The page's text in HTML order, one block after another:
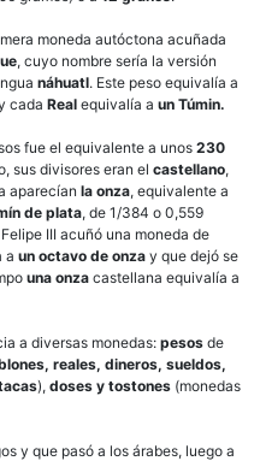
moneda autóctona acuñada
, cuyo nombre sería la versión
náhuatl. Este peso equivalía a
cada Real equivalía a un Túmin.
fue el equivalente a unos 230
sus divisores eran el castellano,
aparecían la onza, equivalente a
de plata, de 1/384 o 0,559
III acuñó una moneda de
a un octavo de onza y que dejó se
una onza castellana equivalía a
a diversas monedas: pesos de
reales, dineros, sueldos,
), doses y tostones (monedas
y que pasó a los árabes, luego a